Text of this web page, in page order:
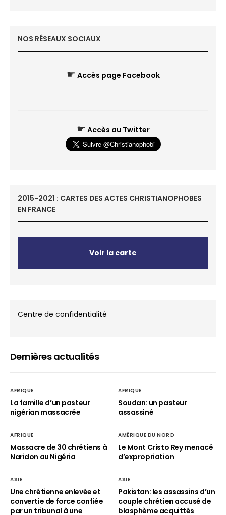
NOS RÉSEAUX SOCIAUX
☛ Accès page Facebook
☛ Accès au Twitter
2015-2021 : CARTES DES ACTES CHRISTIANOPHOBES
EN FRANCE
Voir la carte
Centre de confidentialité
Dernières actualités
AFRIQUE
La famille d’un pasteur
nigérian massacrée
AFRIQUE
Soudan: un pasteur
assassiné
AFRIQUE
Massacre de 30 chrétiens à
Naridon au Nigéria
AMÉRIQUE DU NORD
Le Mont Cristo Rey menacé
d’expropriation
ASIE
Une chrétienne enlevée et
convertie de force confiée
par un tribunal à une
ASIE
Pakistan: les assassins d’un
couple chrétien accusé de
blasphème acquittés